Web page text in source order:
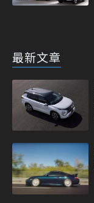
最新文章